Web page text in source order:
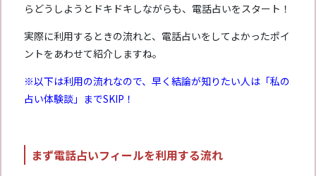
らどうしようとドキドキしながらも、電話占いをスタート！
実際に利用するときの流れと、電話占いをしてよかったポイ
ントをあわせて紹介しますね。
※以下は利用の流れなので、早く結論が知りたい人は「私の
占い体験談」までSKIP！
まず電話占いフィールを利用する流れ